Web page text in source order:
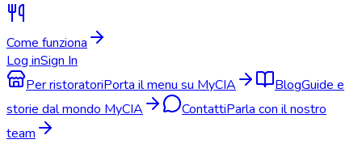
Come funziona
Log inSign In
Per ristoratoriPorta il menu su MyCIA BlogGuide e
storie dal mondo MyCIA
ContattiParla con il nostro
team